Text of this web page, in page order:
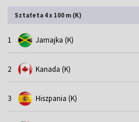
Sztafeta 4 x 100 m (K)
1 Jamajka (K)
2 Kanada (K)
3 Hiszpania (K)